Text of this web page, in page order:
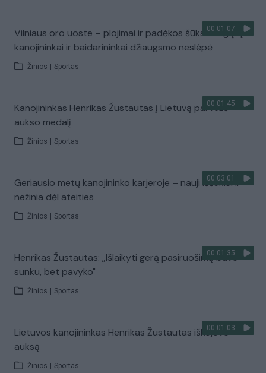
00:01:07
Vilniaus oro uoste – plojimai ir padėkos šūksniai: grįžę
kanojininkai ir baidarininkai džiaugsmo neslėpė
Žinios Sportas
00:01:45
Kanojininkas Henrikas Žustautas į Lietuvą parvežė
aukso medalį
Žinios Sportas
00:03:01
Geriausio metų kanojininko karjeroje – nauji iššūkiai ir
nežinia dėl ateities
Žinios Sportas
00:01:35
Henrikas Žustautas: „Išlaikyti gerą pasiruošimą buvo
sunku, bet pavyko"
Žinios Sportas
00:01:03
Lietuvos kanojininkas Henrikas Žustautas iškojovo
auksą
Žinios Sportas